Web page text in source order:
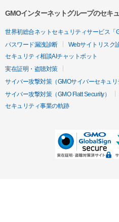
GMOインターネットグループのセキ
世界初総合ネットセキュリティサービス「
パスワード漏洩診断
Webサイトリスク
セキュリティ相談AIチャットボット
実在証明・盗聴対策
サイバー攻撃対策（GMOサイバーセキュリ
サイバー攻撃対策（GMO Flatt Security）
セキュリティ事業の軌跡